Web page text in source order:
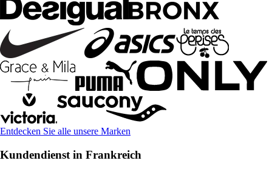
Entdecken Sie alle unsere Marken
Kundendienst in Frankreich